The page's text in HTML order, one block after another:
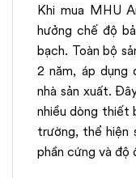
Khi mua MHU
hưởng chế độ
bạch. Toàn bộ
2 năm, áp
nhà sản xuất.
nhiều dòng thiết
trường, thể
phần cứng và độ